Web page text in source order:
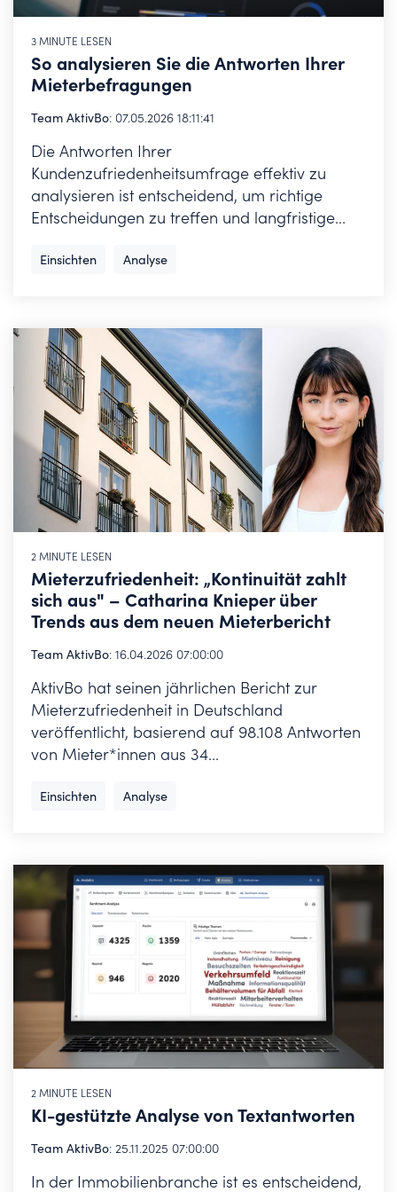
3 MINUTE LESEN
So analysieren Sie die Antworten Ihrer
Mieterbefragungen
Team AktivBo: 07.05.2026 18:11:41
Die Antworten Ihrer
Kundenzufriedenheitsumfrage effektiv zu
analysieren ist entscheidend, um richtige
Entscheidungen zu treffen und langfristige...
Einsichten Analyse
2 MINUTE LESEN
Mieterzufriedenheit: „Kontinuität zahlt
sich aus" – Catharina Knieper über
Trends aus dem neuen Mieterbericht
Team AktivBo: 16.04.2026 07:00:00
AktivBo hat seinen jährlichen Bericht zur
Mieterzufriedenheit in Deutschland
veröffentlicht, basierend auf 98.108 Antworten
von Mieter*innen aus 34...
Einsichten Analyse
2 MINUTE LESEN
KI-gestützte Analyse von Textantworten
Team AktivBo: 25.11.2025 07:00:00
In der Immobilienbranche ist es entscheidend,